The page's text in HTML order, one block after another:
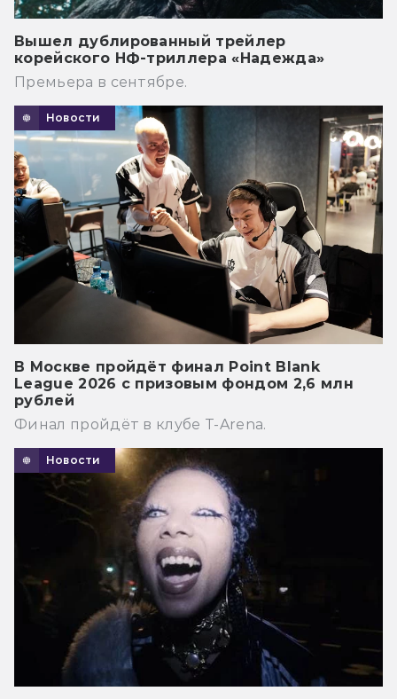
Вышел дублированный трейлер
корейского НФ-триллера «Надежда»
Премьера в сентябре.
Новости
В Москве пройдёт финал Point Blank
League 2026 с призовым фондом 2,6 млн
рублей
Финал пройдёт в клубе T-Arena.
Новости